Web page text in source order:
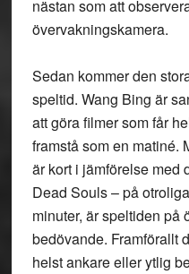
nästan som att
övervakningskamera.
Sedan kommer den
speltid. Wang Bing är
att göra filmer som får
framstå som en matiné.
är kort i jämförelse med
Dead Souls – på
minuter, är speltiden på
bedövande. Framförallt
helst ankare eller ytlig